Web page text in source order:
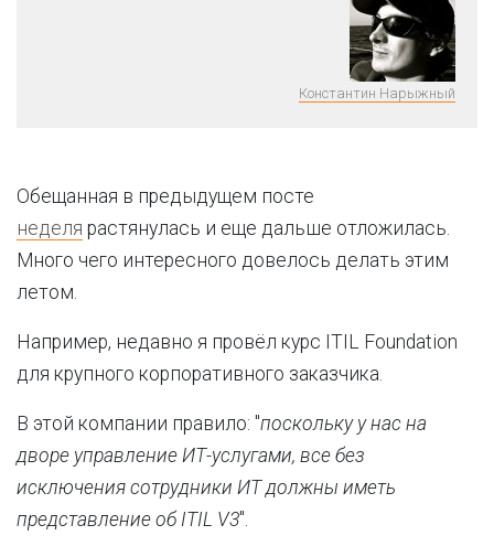
Константин Нарыжный
Обещанная в предыдущем посте
неделя растянулась и еще дальше отложилась.
Много чего интересного довелось делать этим
летом.
Например, недавно я провёл курс ITIL Foundation
для крупного корпоративного заказчика.
В этой компании правило: "поскольку у нас на
дворе управление ИТ-услугами, все без
исключения сотрудники ИТ должны иметь
представление об ITIL V3".